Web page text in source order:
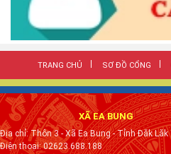
TRANG CHỦ SƠ ĐỒ CỔNG
XÃ EA BUNG
Địa chỉ: Thôn 3 - Xã Ea Bung - Tỉnh Đăk Lăk
Điện thoại: 02623.688.188